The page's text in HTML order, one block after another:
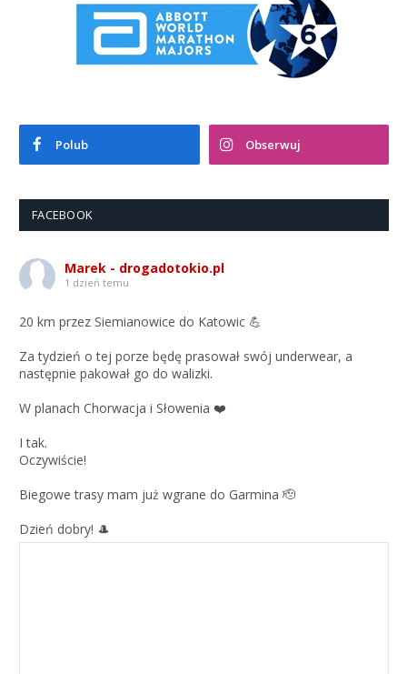
Polub Obserwuj
FACEBOOK
Marek - drogadotokio.pl
1 dzień temu
20 km przez Siemianowice do Katowic 💪
Za tydzień o tej porze będę prasował swój underwear, a
następnie pakował go do walizki.
W planach Chorwacja i Słowenia ❤️
I tak.
Oczywiście!
Biegowe trasy mam już wgrane do Garmina 🫡
Dzień dobry! 🎩